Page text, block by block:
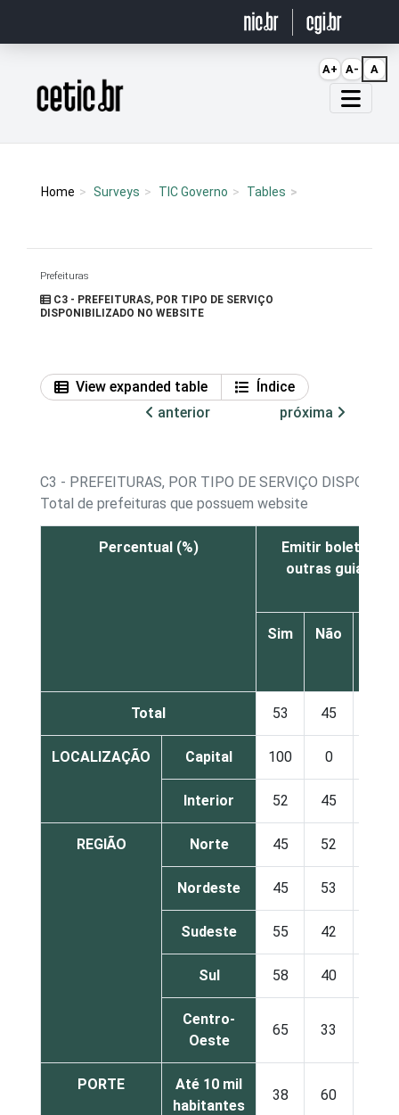
Página inicial
Home Surveys TIC Governo Tables
Prefeituras
C3 - PREFEITURAS, POR TIPO DE SERVIÇO
DISPONIBILIZADO NO WEBSITE
View expanded table
Índice
anterior
próxima
C3 - PREFEITURAS, POR TIPO DE SERVIÇO
Total de prefeituras que possuem website
Percentual (%)
Emitir boletos
outras guias de
Sim Não
Total 53 45
LOCALIZAÇÃO Capital 100 0
Interior 52 45
REGIÃO Norte 45 52
Nordeste 45 53
Sudeste 55 42
Sul 58 40
Centro-
Oeste
65 33
PORTE
Até 10 mil
habitantes
38 60
A+ A- A